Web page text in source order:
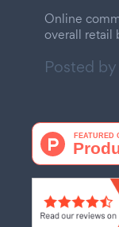
Online
overall retail
Posted